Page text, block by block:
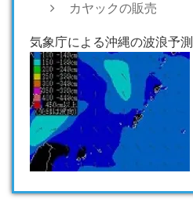
カヤックの販売
気象庁による沖縄の波浪予測